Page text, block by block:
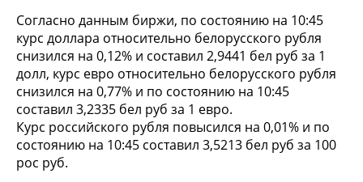
Согласно данным биржи, по состоянию на 10:45
курс доллара относительно белорусского рубля
снизился на 0,12% и составил 2,9441 бел руб за 1
долл, курс евро относительно белорусского рубля
снизился на 0,77% и по состоянию на 10:45
составил 3,2335 бел руб за 1 евро.
Курс российского рубля повысился на 0,01% и по
состоянию на 10:45 составил 3,5213 бел руб за 100
рос руб.